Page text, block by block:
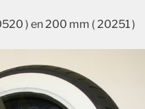
) en 200 mm ( 20251 )